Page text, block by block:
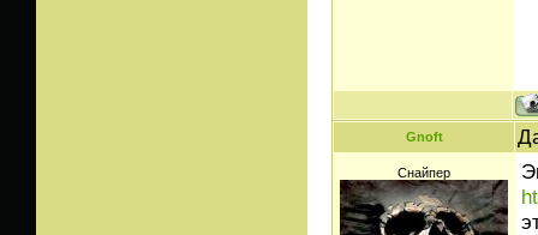
Gnoft
Снайпер